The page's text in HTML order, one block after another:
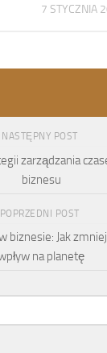
7 STYCZNIA
NASTĘPNY POST
zarządzania
biznesu
POPRZEDNI POST
biznesie: Jak
na planetę